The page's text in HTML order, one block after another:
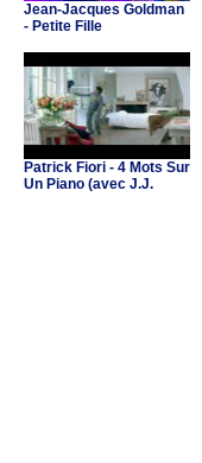
Jean-Jacques Goldman
- Petite Fille
Patrick Fiori - 4 Mots Sur
Un Piano (avec J.J.